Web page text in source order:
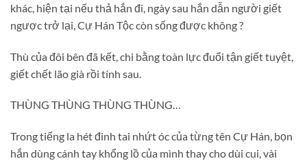
khác, hiện tại nếu thả hắn đi, ngày sau hắn dẫn người giết
ngược trở lại, Cự Hán Tộc còn sống được không ?
Thù của đôi bên đã kết, chi bằng toàn lực đuổi tận giết tuyệt,
giết chết lão già rồi tính sau.
THÙNG THÙNG THÙNG THÙNG…
Trong tiếng la hét đinh tai nhứt óc của từng tên Cự Hán, bọn
hắn dùng cánh tay khổng lồ của mình thay cho dùi cui, vài